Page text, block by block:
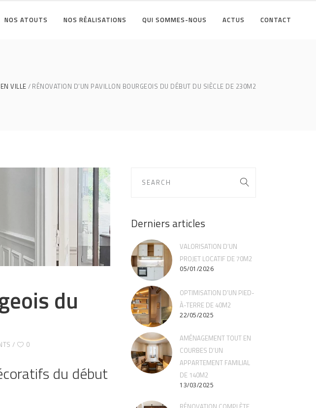
NOS ATOUTS NOS RÉALISATIONS QUI SOMMES-NOUS ACTUS CONTACT
VILLE RÉNOVATION D’UN PAVILLON BOURGEOIS DU DÉBUT DU SIÈCLE DE 230M2
du
0
du début
Derniers articles
VALORISATION D’UN
PROJET LOCATIF DE 70M2
05/01/2026
OPTIMISATION D’UN PIED-
À-TERRE DE 40M2
22/05/2025
AMÉNAGEMENT TOUT EN
COURBES D’UN
APPARTEMENT FAMILIAL
DE 140M2
13/03/2025